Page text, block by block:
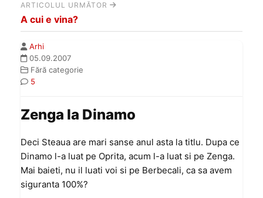
ARTICOLUL URMĂTOR
A cui e vina?
Arhi
05.09.2007
Fără categorie
5
Zenga la Dinamo
Deci Steaua are mari sanse anul asta la titlu. Dupa ce
Dinamo l-a luat pe Oprita, acum l-a luat si pe Zenga.
Mai baieti, nu il luati voi si pe Berbecali, ca sa avem
siguranta 100%?